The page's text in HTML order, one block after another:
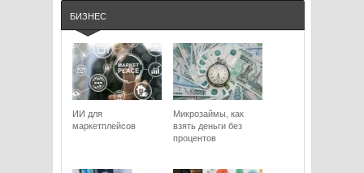
БИЗНЕС
ИИ для
маркетплейсов
Микрозаймы, как
взять деньги без
процентов